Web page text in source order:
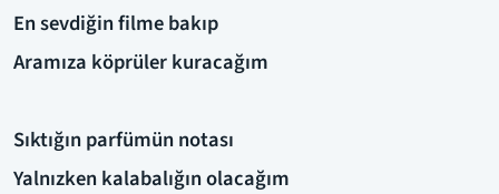
En sevdiğin filme bakıp
Aramıza köprüler kuracağım
Sıktığın parfümün notası
Yalnızken kalabalığın olacağım